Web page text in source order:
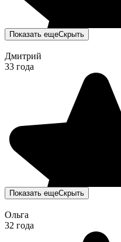
Показать ещеСкрыть
Дмитрий
33 года
Показать ещеСкрыть
Ольга
32 года